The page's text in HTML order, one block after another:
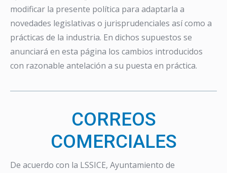
modificar la presente política para adaptarla a
novedades legislativas o jurisprudenciales así como a
prácticas de la industria. En dichos supuestos se
anunciará en esta página los cambios introducidos
con razonable antelación a su puesta en práctica.
CORREOS
COMERCIALES
De acuerdo con la LSSICE, Ayuntamiento de